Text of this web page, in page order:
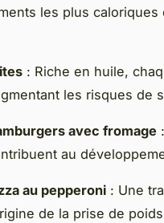
les plus
: Riche en huile,
les risques de
avec fromage
au
au pepperoni : Une
de la prise de